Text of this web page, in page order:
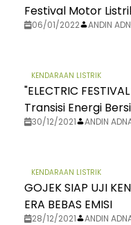
Festival Motor
06/01/2022 ANDIN
KENDARAAN LISTRIK
"ELECTRIC
Transisi Energi
30/12/2021 ANDIN
KENDARAAN LISTRIK
GOJEK SIAP UJI
ERA BEBAS EMISI
28/12/2021 ANDIN